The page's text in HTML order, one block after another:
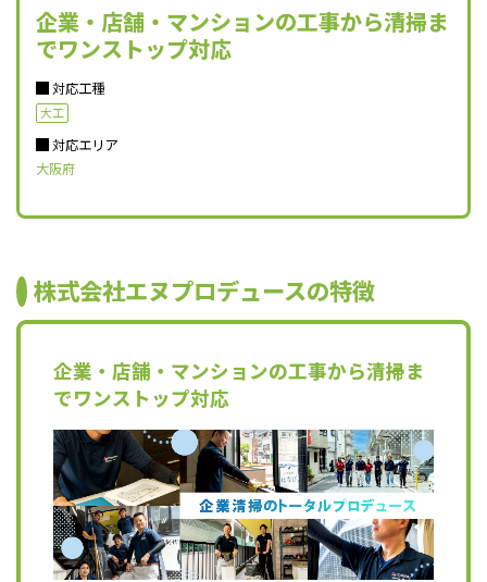
企業・店舗・マンションの工事から清掃ま
でワンストップ対応
対応工種
大工
対応エリア
大阪府
株式会社エヌプロデュースの特徴
企業・店舗・マンションの工事から清掃ま
でワンストップ対応